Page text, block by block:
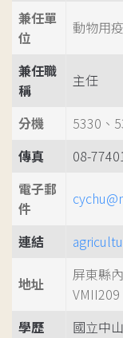
兼任單
位
動物用
兼任職
稱
主任
分機
5330、
傳真
08-
電子郵
件
連結
地址
屏東縣
VMII209
學歷
國立中